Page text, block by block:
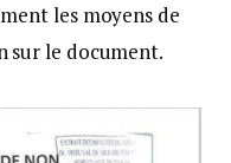
les moyens de
sur le document.